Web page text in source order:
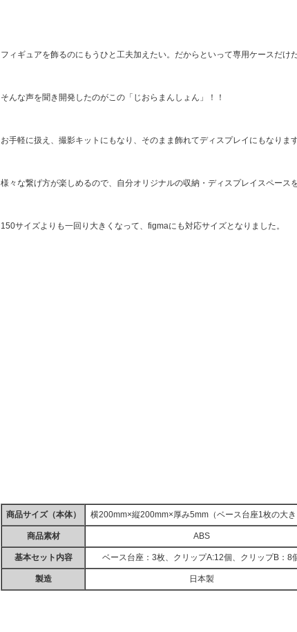
フィギュアを飾るのにもうひと工夫加えたい。だからといって専用ケースだけ
そんな声を聞き開発したのがこの「じおらまんしょん」！！
お手軽に扱え、撮影キットにもなり、そのまま飾れてディスプレイにもなりま
様々な繋げ方が楽しめるので、自分オリジナルの収納・ディスプレイスペース
150サイズよりも一回り大きくなって、figmaにも対応サイズとなりました。
商品サイズ（本体） 横200mm×縦200mm×厚み5mm（ベース台座1枚の大き
商品素材 ABS
基本セット内容 ベース台座：3枚、クリップA:12個、クリップB：8
製造 日本製